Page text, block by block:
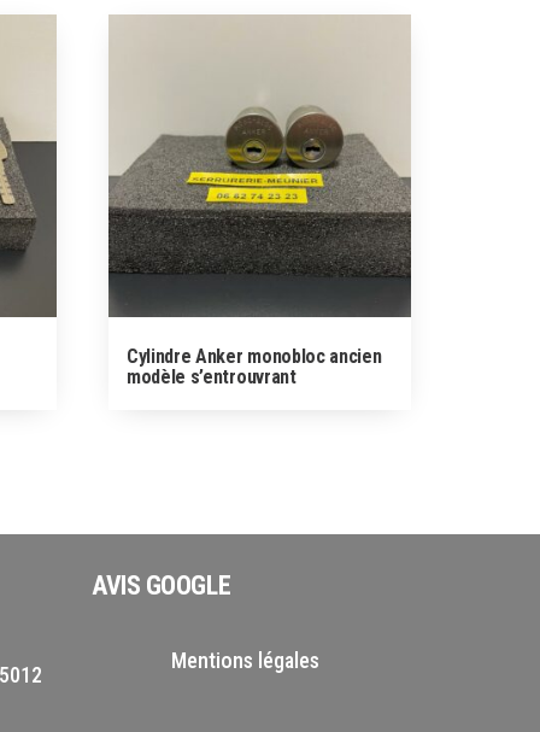
Cylindre Anker monobloc ancien
modèle s’entrouvrant
AVIS GOOGLE
Mentions légales